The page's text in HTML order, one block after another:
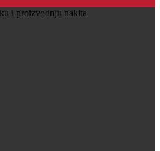
i proizvodnju nakita